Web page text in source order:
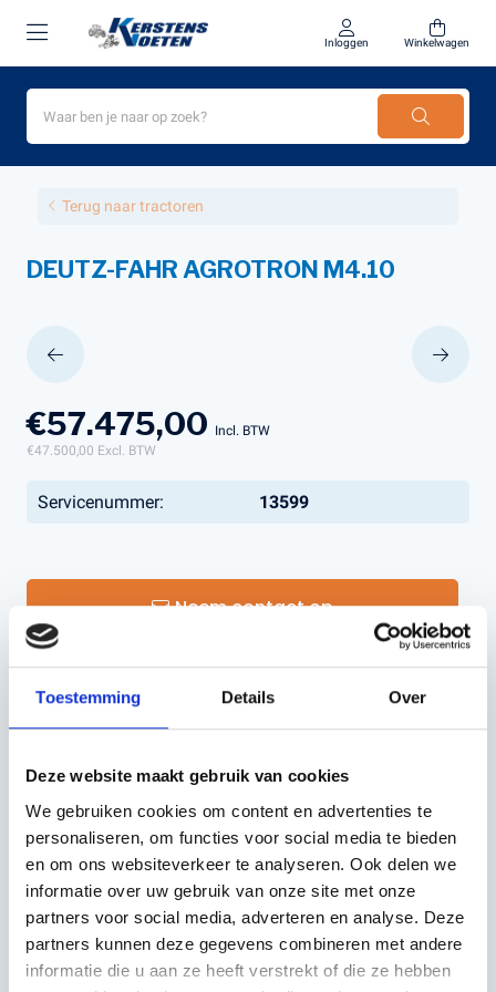
Toestemming Details Over
Deze website maakt gebruik van cookies
We gebruiken cookies om content en advertenties te
personaliseren, om functies voor social media te bieden
en om ons websiteverkeer te analyseren. Ook delen we
informatie over uw gebruik van onze site met onze
partners voor social media, adverteren en analyse. Deze
partners kunnen deze gegevens combineren met andere
informatie die u aan ze heeft verstrekt of die ze hebben
Inloggen Winkelwagen
Terug naar tractoren
DEUTZ-FAHR AGROTRON M4.10
€57.475,00 Incl. BTW
€47.500,00 Excl. BTW
Servicenummer: 13599
Neem contact op
OMSCHRIJVING
Transmissie:40 versnellingen
Deutz-Fahr Agrotron M410 met voorasveering, cabine
veering, luchtgeveerde stoel met armleuning bediening.
Fronthef met Aftakas
en Quicke voorlader Q85 met joystick bediening en
dansonderdrukking